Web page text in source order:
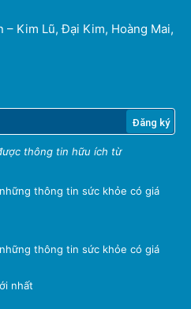
– Kim Lũ, Đại Kim, Hoàng Mai,
thông tin hữu ích từ
thông tin sức khỏe có giá
thông tin sức khỏe có giá
nhất